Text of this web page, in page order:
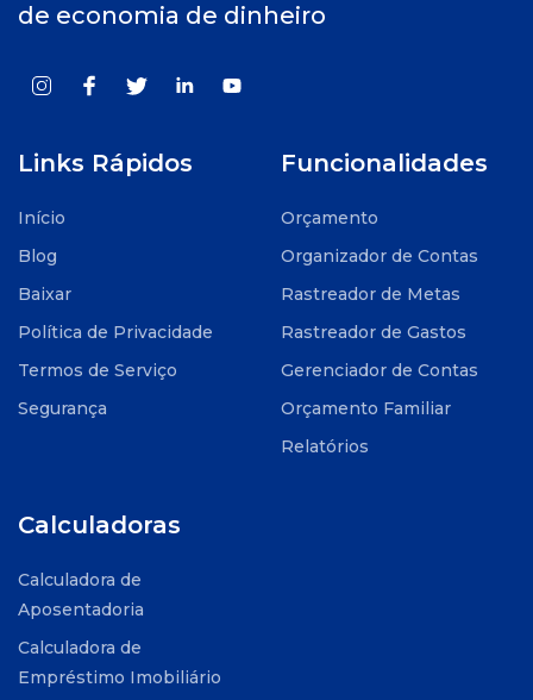
de economia de dinheiro
Links Rápidos
Início
Blog
Baixar
Política de Privacidade
Termos de Serviço
Segurança
Funcionalidades
Orçamento
Organizador de Contas
Rastreador de Metas
Rastreador de Gastos
Gerenciador de Contas
Orçamento Familiar
Relatórios
Calculadoras
Calculadora de
Aposentadoria
Calculadora de
Empréstimo Imobiliário